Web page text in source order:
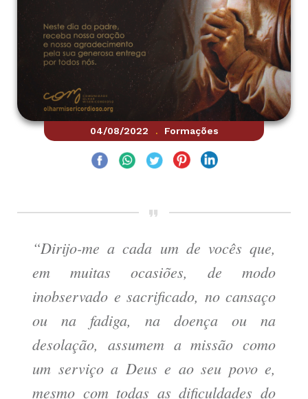
04/08/2022 . Formações
“Dirijo-me a cada um de vocês que,
em muitas ocasiões, de modo
inobservado e sacrificado, no cansaço
ou na fadiga, na doença ou na
desolação, assumem a missão como
um serviço a Deus e ao seu povo e,
mesmo com todas as dificuldades do